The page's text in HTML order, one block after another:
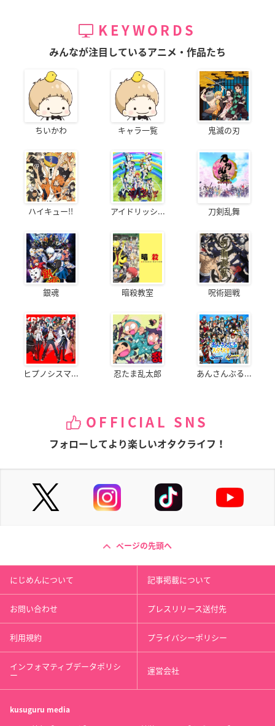
KEYWORDS
みんなが注目しているアニメ・作品たち
ちいかわ キャラ一覧 鬼滅の刃
ハイキュー!! アイドリッシ... 刀剣乱舞
銀魂 暗殺教室 呪術廻戦
ヒプノシスマ... 忍たま乱太郎 あんさんぶる...
OFFICIAL SNS
フォローしてより楽しいオタクライフ！
ページの先頭へ
にじめんについて 記事掲載について
お問い合わせ プレスリリース送付先
利用規約 プライバシーポリシー
インフォマティブデータポリシ
ー 運営会社
kusuguru media